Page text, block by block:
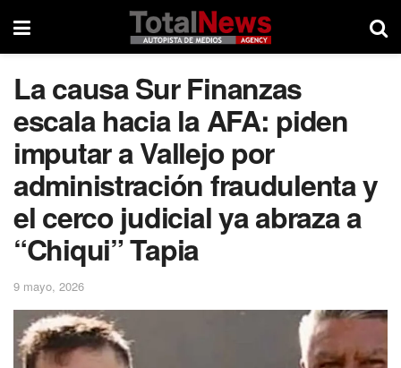
La causa Sur Finanzas
escala hacia la AFA: piden
imputar a Vallejo por
administración fraudulenta y
el cerco judicial ya abraza a
“Chiqui” Tapia
9 mayo, 2026